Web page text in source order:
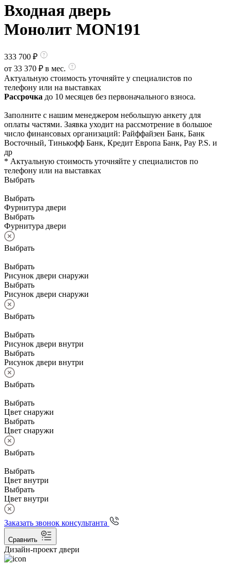
Входная дверь
Монолит MON191
333 700 ₽
от 33 370 ₽ в мес.
Актуальную стоимость уточняйте у специалистов по
телефону или на выставках
Рассрочка до 10 месяцев без первоначального взноса.
Заполните с нашим менеджером небольшую анкету для
оплаты частями. Заявка уходит на рассмотрение в большое
число финансовых организаций: Райффайзен Банк, Банк
Восточный, Тинькофф Банк, Кредит Европа Банк, Pay P.S. и
др
* Актуальную стоимость уточняйте у специалистов по
телефону или на выставках
Выбрать
Выбрать
Фурнитура двери
Выбрать
Фурнитура двери
Выбрать
Выбрать
Рисунок двери снаружи
Выбрать
Рисунок двери снаружи
Выбрать
Выбрать
Рисунок двери внутри
Выбрать
Рисунок двери внутри
Выбрать
Выбрать
Цвет снаружи
Выбрать
Цвет снаружи
Выбрать
Выбрать
Цвет внутри
Выбрать
Цвет внутри
Заказать звонок консультанта
Сравнить
Дизайн-проект двери